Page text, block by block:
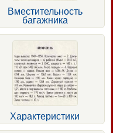
Вместительность
багажника
Характеристики